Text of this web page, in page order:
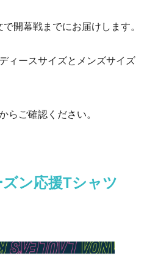
で開幕戦までにお届けします。
ィースサイズとメンズサイズ
らご確認ください。
ン応援Tシャツ